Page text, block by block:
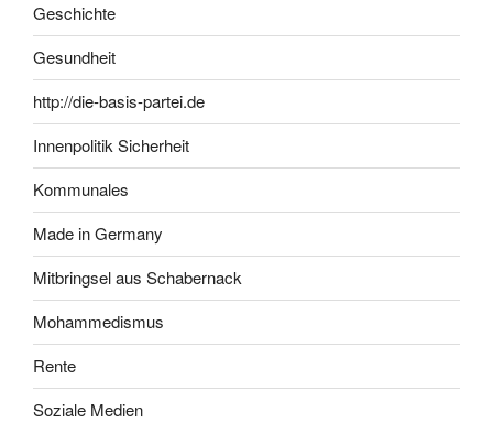
Geschichte
Gesundheit
http://die-basis-partei.de
Innenpolitik Sicherheit
Kommunales
Made in Germany
Mitbringsel aus Schabernack
Mohammedismus
Rente
Soziale Medien